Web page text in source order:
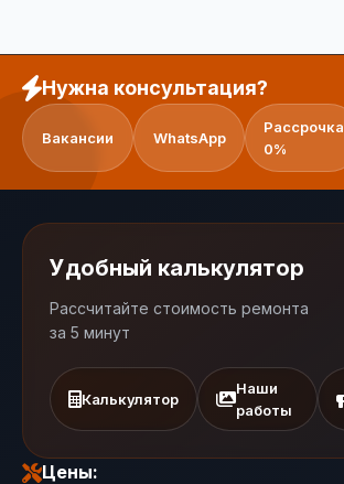
Нужна консультация?
Вакансии WhatsApp
Рассрочка
0%
Удобный калькулятор
Рассчитайте стоимость ремонта
за 5 минут
Калькулятор
Наши
работы
Цены: